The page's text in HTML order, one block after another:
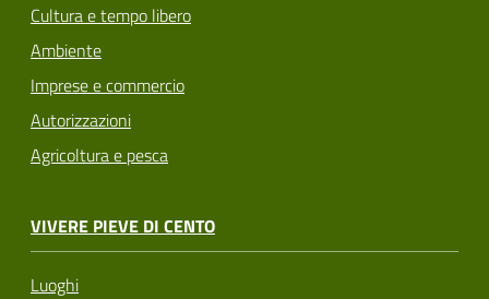
Cultura e tempo libero
Ambiente
Imprese e commercio
Autorizzazioni
Agricoltura e pesca
VIVERE PIEVE DI CENTO
Luoghi